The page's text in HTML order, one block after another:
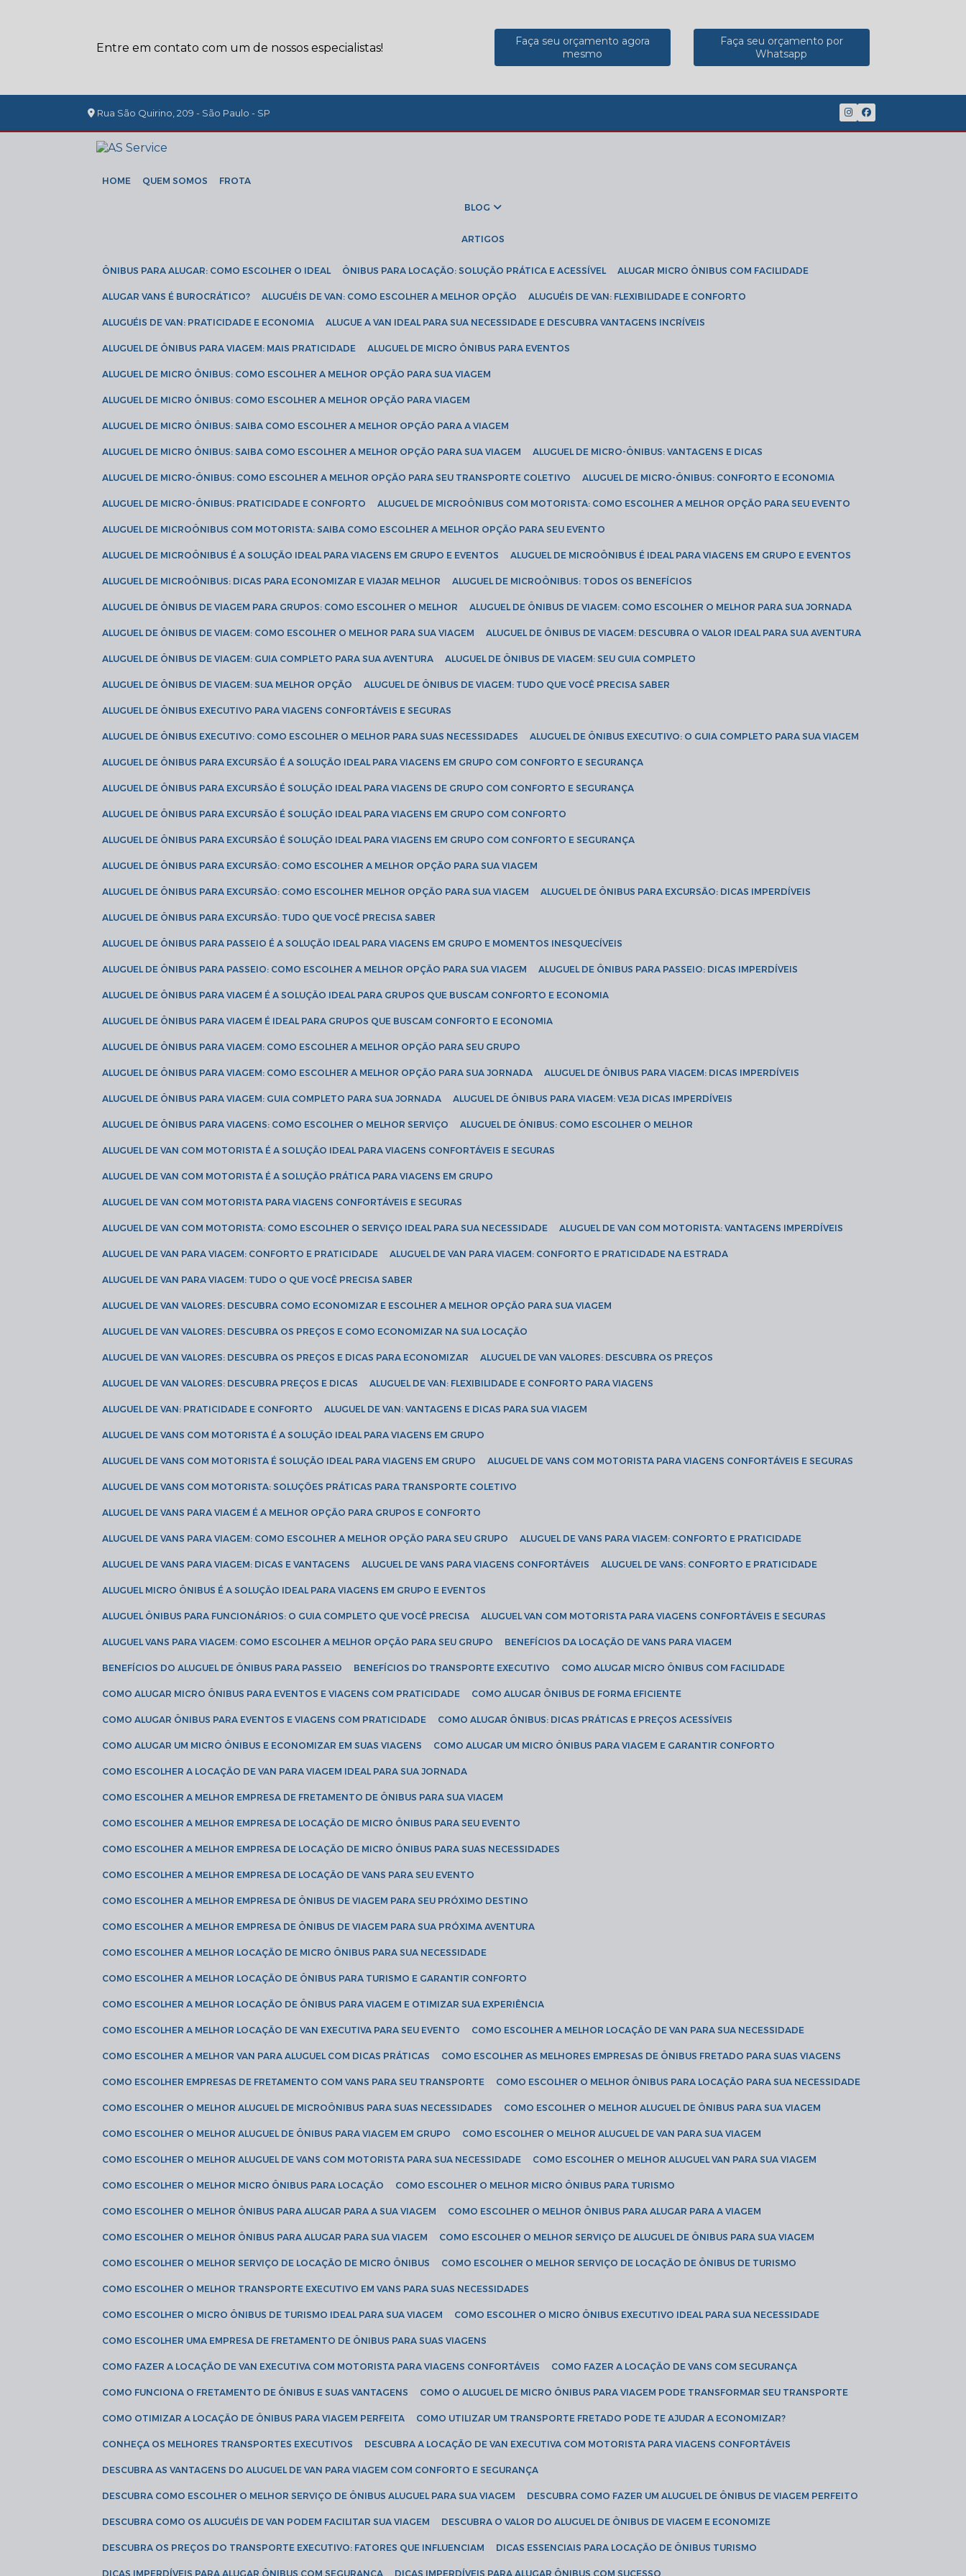
Entre em contato com um de nossos especialistas!
Faça seu orçamento agora
mesmo
Faça seu orçamento por
Whatsapp
Rua São Quirino, 209 - São Paulo - SP
HOME QUEM SOMOS FROTA
BLOG
ARTIGOS
ÔNIBUS PARA ALUGAR: COMO ESCOLHER O IDEAL ÔNIBUS PARA LOCAÇÃO: SOLUÇÃO PRÁTICA E ACESSÍVEL ALUGAR MICRO ÔNIBUS COM FACILIDADE
ALUGAR VANS É BUROCRÁTICO? ALUGUÉIS DE VAN: COMO ESCOLHER A MELHOR OPÇÃO ALUGUÉIS DE VAN: FLEXIBILIDADE E CONFORTO
ALUGUÉIS DE VAN: PRATICIDADE E ECONOMIA ALUGUE A VAN IDEAL PARA SUA NECESSIDADE E DESCUBRA VANTAGENS INCRÍVEIS
ALUGUEL DE ÔNIBUS PARA VIAGEM: MAIS PRATICIDADE ALUGUEL DE MICRO ÔNIBUS PARA EVENTOS
ALUGUEL DE MICRO ÔNIBUS: COMO ESCOLHER A MELHOR OPÇÃO PARA SUA VIAGEM
ALUGUEL DE MICRO ÔNIBUS: COMO ESCOLHER A MELHOR OPÇÃO PARA VIAGEM
ALUGUEL DE MICRO ÔNIBUS: SAIBA COMO ESCOLHER A MELHOR OPÇÃO PARA A VIAGEM
ALUGUEL DE MICRO ÔNIBUS: SAIBA COMO ESCOLHER A MELHOR OPÇÃO PARA SUA VIAGEM ALUGUEL DE MICRO-ÔNIBUS: VANTAGENS E DICAS
ALUGUEL DE MICRO-ÔNIBUS: COMO ESCOLHER A MELHOR OPÇÃO PARA SEU TRANSPORTE COLETIVO ALUGUEL DE MICRO-ÔNIBUS: CONFORTO E ECONOMIA
ALUGUEL DE MICRO-ÔNIBUS: PRATICIDADE E CONFORTO ALUGUEL DE MICROÔNIBUS COM MOTORISTA: COMO ESCOLHER A MELHOR OPÇÃO PARA SEU EVENTO
ALUGUEL DE MICROÔNIBUS COM MOTORISTA: SAIBA COMO ESCOLHER A MELHOR OPÇÃO PARA SEU EVENTO
ALUGUEL DE MICROÔNIBUS É A SOLUÇÃO IDEAL PARA VIAGENS EM GRUPO E EVENTOS ALUGUEL DE MICROÔNIBUS É IDEAL PARA VIAGENS EM GRUPO E EVENTOS
ALUGUEL DE MICROÔNIBUS: DICAS PARA ECONOMIZAR E VIAJAR MELHOR ALUGUEL DE MICROÔNIBUS: TODOS OS BENEFÍCIOS
ALUGUEL DE ÔNIBUS DE VIAGEM PARA GRUPOS: COMO ESCOLHER O MELHOR ALUGUEL DE ÔNIBUS DE VIAGEM: COMO ESCOLHER O MELHOR PARA SUA JORNADA
ALUGUEL DE ÔNIBUS DE VIAGEM: COMO ESCOLHER O MELHOR PARA SUA VIAGEM ALUGUEL DE ÔNIBUS DE VIAGEM: DESCUBRA O VALOR IDEAL PARA SUA AVENTURA
ALUGUEL DE ÔNIBUS DE VIAGEM: GUIA COMPLETO PARA SUA AVENTURA ALUGUEL DE ÔNIBUS DE VIAGEM: SEU GUIA COMPLETO
ALUGUEL DE ÔNIBUS DE VIAGEM: SUA MELHOR OPÇÃO ALUGUEL DE ÔNIBUS DE VIAGEM: TUDO QUE VOCÊ PRECISA SABER
ALUGUEL DE ÔNIBUS EXECUTIVO PARA VIAGENS CONFORTÁVEIS E SEGURAS
ALUGUEL DE ÔNIBUS EXECUTIVO: COMO ESCOLHER O MELHOR PARA SUAS NECESSIDADES ALUGUEL DE ÔNIBUS EXECUTIVO: O GUIA COMPLETO PARA SUA VIAGEM
ALUGUEL DE ÔNIBUS PARA EXCURSÃO É A SOLUÇÃO IDEAL PARA VIAGENS EM GRUPO COM CONFORTO E SEGURANÇA
ALUGUEL DE ÔNIBUS PARA EXCURSÃO É SOLUÇÃO IDEAL PARA VIAGENS DE GRUPO COM CONFORTO E SEGURANÇA
ALUGUEL DE ÔNIBUS PARA EXCURSÃO É SOLUÇÃO IDEAL PARA VIAGENS EM GRUPO COM CONFORTO
ALUGUEL DE ÔNIBUS PARA EXCURSÃO É SOLUÇÃO IDEAL PARA VIAGENS EM GRUPO COM CONFORTO E SEGURANÇA
ALUGUEL DE ÔNIBUS PARA EXCURSÃO: COMO ESCOLHER A MELHOR OPÇÃO PARA SUA VIAGEM
ALUGUEL DE ÔNIBUS PARA EXCURSÃO: COMO ESCOLHER MELHOR OPÇÃO PARA SUA VIAGEM ALUGUEL DE ÔNIBUS PARA EXCURSÃO: DICAS IMPERDÍVEIS
ALUGUEL DE ÔNIBUS PARA EXCURSÃO: TUDO QUE VOCÊ PRECISA SABER
ALUGUEL DE ÔNIBUS PARA PASSEIO É A SOLUÇÃO IDEAL PARA VIAGENS EM GRUPO E MOMENTOS INESQUECÍVEIS
ALUGUEL DE ÔNIBUS PARA PASSEIO: COMO ESCOLHER A MELHOR OPÇÃO PARA SUA VIAGEM ALUGUEL DE ÔNIBUS PARA PASSEIO: DICAS IMPERDÍVEIS
ALUGUEL DE ÔNIBUS PARA VIAGEM É A SOLUÇÃO IDEAL PARA GRUPOS QUE BUSCAM CONFORTO E ECONOMIA
ALUGUEL DE ÔNIBUS PARA VIAGEM É IDEAL PARA GRUPOS QUE BUSCAM CONFORTO E ECONOMIA
ALUGUEL DE ÔNIBUS PARA VIAGEM: COMO ESCOLHER A MELHOR OPÇÃO PARA SEU GRUPO
ALUGUEL DE ÔNIBUS PARA VIAGEM: COMO ESCOLHER A MELHOR OPÇÃO PARA SUA JORNADA ALUGUEL DE ÔNIBUS PARA VIAGEM: DICAS IMPERDÍVEIS
ALUGUEL DE ÔNIBUS PARA VIAGEM: GUIA COMPLETO PARA SUA JORNADA ALUGUEL DE ÔNIBUS PARA VIAGEM: VEJA DICAS IMPERDÍVEIS
ALUGUEL DE ÔNIBUS PARA VIAGENS: COMO ESCOLHER O MELHOR SERVIÇO ALUGUEL DE ÔNIBUS: COMO ESCOLHER O MELHOR
ALUGUEL DE VAN COM MOTORISTA É A SOLUÇÃO IDEAL PARA VIAGENS CONFORTÁVEIS E SEGURAS
ALUGUEL DE VAN COM MOTORISTA É A SOLUÇÃO PRÁTICA PARA VIAGENS EM GRUPO
ALUGUEL DE VAN COM MOTORISTA PARA VIAGENS CONFORTÁVEIS E SEGURAS
ALUGUEL DE VAN COM MOTORISTA: COMO ESCOLHER O SERVIÇO IDEAL PARA SUA NECESSIDADE ALUGUEL DE VAN COM MOTORISTA: VANTAGENS IMPERDÍVEIS
ALUGUEL DE VAN PARA VIAGEM: CONFORTO E PRATICIDADE ALUGUEL DE VAN PARA VIAGEM: CONFORTO E PRATICIDADE NA ESTRADA
ALUGUEL DE VAN PARA VIAGEM: TUDO O QUE VOCÊ PRECISA SABER
ALUGUEL DE VAN VALORES: DESCUBRA COMO ECONOMIZAR E ESCOLHER A MELHOR OPÇÃO PARA SUA VIAGEM
ALUGUEL DE VAN VALORES: DESCUBRA OS PREÇOS E COMO ECONOMIZAR NA SUA LOCAÇÃO
ALUGUEL DE VAN VALORES: DESCUBRA OS PREÇOS E DICAS PARA ECONOMIZAR ALUGUEL DE VAN VALORES: DESCUBRA OS PREÇOS
ALUGUEL DE VAN VALORES: DESCUBRA PREÇOS E DICAS ALUGUEL DE VAN: FLEXIBILIDADE E CONFORTO PARA VIAGENS
ALUGUEL DE VAN: PRATICIDADE E CONFORTO ALUGUEL DE VAN: VANTAGENS E DICAS PARA SUA VIAGEM
ALUGUEL DE VANS COM MOTORISTA É A SOLUÇÃO IDEAL PARA VIAGENS EM GRUPO
ALUGUEL DE VANS COM MOTORISTA É SOLUÇÃO IDEAL PARA VIAGENS EM GRUPO ALUGUEL DE VANS COM MOTORISTA PARA VIAGENS CONFORTÁVEIS E SEGURAS
ALUGUEL DE VANS COM MOTORISTA: SOLUÇÕES PRÁTICAS PARA TRANSPORTE COLETIVO
ALUGUEL DE VANS PARA VIAGEM É A MELHOR OPÇÃO PARA GRUPOS E CONFORTO
ALUGUEL DE VANS PARA VIAGEM: COMO ESCOLHER A MELHOR OPÇÃO PARA SEU GRUPO ALUGUEL DE VANS PARA VIAGEM: CONFORTO E PRATICIDADE
ALUGUEL DE VANS PARA VIAGEM: DICAS E VANTAGENS ALUGUEL DE VANS PARA VIAGENS CONFORTÁVEIS ALUGUEL DE VANS: CONFORTO E PRATICIDADE
ALUGUEL MICRO ÔNIBUS É A SOLUÇÃO IDEAL PARA VIAGENS EM GRUPO E EVENTOS
ALUGUEL ÔNIBUS PARA FUNCIONÁRIOS: O GUIA COMPLETO QUE VOCÊ PRECISA ALUGUEL VAN COM MOTORISTA PARA VIAGENS CONFORTÁVEIS E SEGURAS
ALUGUEL VANS PARA VIAGEM: COMO ESCOLHER A MELHOR OPÇÃO PARA SEU GRUPO BENEFÍCIOS DA LOCAÇÃO DE VANS PARA VIAGEM
BENEFÍCIOS DO ALUGUEL DE ÔNIBUS PARA PASSEIO BENEFÍCIOS DO TRANSPORTE EXECUTIVO COMO ALUGAR MICRO ÔNIBUS COM FACILIDADE
COMO ALUGAR MICRO ÔNIBUS PARA EVENTOS E VIAGENS COM PRATICIDADE COMO ALUGAR ÔNIBUS DE FORMA EFICIENTE
COMO ALUGAR ÔNIBUS PARA EVENTOS E VIAGENS COM PRATICIDADE COMO ALUGAR ÔNIBUS: DICAS PRÁTICAS E PREÇOS ACESSÍVEIS
COMO ALUGAR UM MICRO ÔNIBUS E ECONOMIZAR EM SUAS VIAGENS COMO ALUGAR UM MICRO ÔNIBUS PARA VIAGEM E GARANTIR CONFORTO
COMO ESCOLHER A LOCAÇÃO DE VAN PARA VIAGEM IDEAL PARA SUA JORNADA
COMO ESCOLHER A MELHOR EMPRESA DE FRETAMENTO DE ÔNIBUS PARA SUA VIAGEM
COMO ESCOLHER A MELHOR EMPRESA DE LOCAÇÃO DE MICRO ÔNIBUS PARA SEU EVENTO
COMO ESCOLHER A MELHOR EMPRESA DE LOCAÇÃO DE MICRO ÔNIBUS PARA SUAS NECESSIDADES
COMO ESCOLHER A MELHOR EMPRESA DE LOCAÇÃO DE VANS PARA SEU EVENTO
COMO ESCOLHER A MELHOR EMPRESA DE ÔNIBUS DE VIAGEM PARA SEU PRÓXIMO DESTINO
COMO ESCOLHER A MELHOR EMPRESA DE ÔNIBUS DE VIAGEM PARA SUA PRÓXIMA AVENTURA
COMO ESCOLHER A MELHOR LOCAÇÃO DE MICRO ÔNIBUS PARA SUA NECESSIDADE
COMO ESCOLHER A MELHOR LOCAÇÃO DE ÔNIBUS PARA TURISMO E GARANTIR CONFORTO
COMO ESCOLHER A MELHOR LOCAÇÃO DE ÔNIBUS PARA VIAGEM E OTIMIZAR SUA EXPERIÊNCIA
COMO ESCOLHER A MELHOR LOCAÇÃO DE VAN EXECUTIVA PARA SEU EVENTO COMO ESCOLHER A MELHOR LOCAÇÃO DE VAN PARA SUA NECESSIDADE
COMO ESCOLHER A MELHOR VAN PARA ALUGUEL COM DICAS PRÁTICAS COMO ESCOLHER AS MELHORES EMPRESAS DE ÔNIBUS FRETADO PARA SUAS VIAGENS
COMO ESCOLHER EMPRESAS DE FRETAMENTO COM VANS PARA SEU TRANSPORTE COMO ESCOLHER O MELHOR ÔNIBUS PARA LOCAÇÃO PARA SUA NECESSIDADE
COMO ESCOLHER O MELHOR ALUGUEL DE MICROÔNIBUS PARA SUAS NECESSIDADES COMO ESCOLHER O MELHOR ALUGUEL DE ÔNIBUS PARA SUA VIAGEM
COMO ESCOLHER O MELHOR ALUGUEL DE ÔNIBUS PARA VIAGEM EM GRUPO COMO ESCOLHER O MELHOR ALUGUEL DE VAN PARA SUA VIAGEM
COMO ESCOLHER O MELHOR ALUGUEL DE VANS COM MOTORISTA PARA SUA NECESSIDADE COMO ESCOLHER O MELHOR ALUGUEL VAN PARA SUA VIAGEM
COMO ESCOLHER O MELHOR MICRO ÔNIBUS PARA LOCAÇÃO COMO ESCOLHER O MELHOR MICRO ÔNIBUS PARA TURISMO
COMO ESCOLHER O MELHOR ÔNIBUS PARA ALUGAR PARA A SUA VIAGEM COMO ESCOLHER O MELHOR ÔNIBUS PARA ALUGAR PARA A VIAGEM
COMO ESCOLHER O MELHOR ÔNIBUS PARA ALUGAR PARA SUA VIAGEM COMO ESCOLHER O MELHOR SERVIÇO DE ALUGUEL DE ÔNIBUS PARA SUA VIAGEM
COMO ESCOLHER O MELHOR SERVIÇO DE LOCAÇÃO DE MICRO ÔNIBUS COMO ESCOLHER O MELHOR SERVIÇO DE LOCAÇÃO DE ÔNIBUS DE TURISMO
COMO ESCOLHER O MELHOR TRANSPORTE EXECUTIVO EM VANS PARA SUAS NECESSIDADES
COMO ESCOLHER O MICRO ÔNIBUS DE TURISMO IDEAL PARA SUA VIAGEM COMO ESCOLHER O MICRO ÔNIBUS EXECUTIVO IDEAL PARA SUA NECESSIDADE
COMO ESCOLHER UMA EMPRESA DE FRETAMENTO DE ÔNIBUS PARA SUAS VIAGENS
COMO FAZER A LOCAÇÃO DE VAN EXECUTIVA COM MOTORISTA PARA VIAGENS CONFORTÁVEIS COMO FAZER A LOCAÇÃO DE VANS COM SEGURANÇA
COMO FUNCIONA O FRETAMENTO DE ÔNIBUS E SUAS VANTAGENS COMO O ALUGUEL DE MICRO ÔNIBUS PARA VIAGEM PODE TRANSFORMAR SEU TRANSPORTE
COMO OTIMIZAR A LOCAÇÃO DE ÔNIBUS PARA VIAGEM PERFEITA COMO UTILIZAR UM TRANSPORTE FRETADO PODE TE AJUDAR A ECONOMIZAR?
CONHEÇA OS MELHORES TRANSPORTES EXECUTIVOS DESCUBRA A LOCAÇÃO DE VAN EXECUTIVA COM MOTORISTA PARA VIAGENS CONFORTÁVEIS
DESCUBRA AS VANTAGENS DO ALUGUEL DE VAN PARA VIAGEM COM CONFORTO E SEGURANÇA
DESCUBRA COMO ESCOLHER O MELHOR SERVIÇO DE ÔNIBUS ALUGUEL PARA SUA VIAGEM DESCUBRA COMO FAZER UM ALUGUEL DE ÔNIBUS DE VIAGEM PERFEITO
DESCUBRA COMO OS ALUGUÉIS DE VAN PODEM FACILITAR SUA VIAGEM DESCUBRA O VALOR DO ALUGUEL DE ÔNIBUS DE VIAGEM E ECONOMIZE
DESCUBRA OS PREÇOS DO TRANSPORTE EXECUTIVO: FATORES QUE INFLUENCIAM DICAS ESSENCIAIS PARA LOCAÇÃO DE ÔNIBUS TURISMO
DICAS IMPERDÍVEIS PARA ALUGAR ÔNIBUS COM SEGURANÇA DICAS IMPERDÍVEIS PARA ALUGAR ÔNIBUS COM SUCESSO